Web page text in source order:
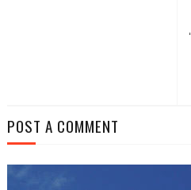
POST A COMMENT